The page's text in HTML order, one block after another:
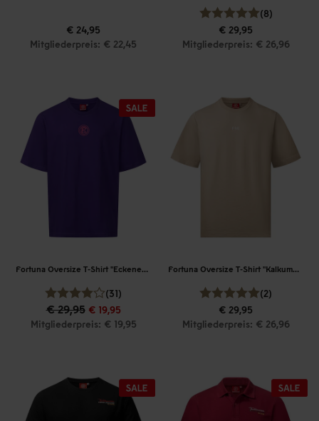
€ 24,95
Mitgliederpreis: € 22,45
(8)
€ 29,95
Mitgliederpreis: € 26,96
Fortuna Oversize T-Shirt "Eckenerstraße"
(31)
€ 29,95 € 19,95
Mitgliederpreis: € 19,95
Fortuna Oversize T-Shirt "Kalkumer Straße"
(2)
€ 29,95
Mitgliederpreis: € 26,96